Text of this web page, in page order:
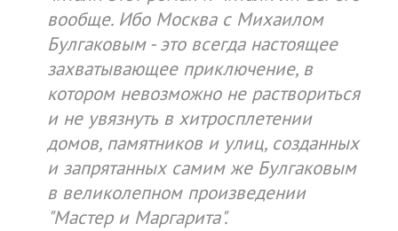
вообще. Ибо Москва с Михаилом
Булгаковым - это всегда настоящее
захватывающее приключение, в
котором невозможно не раствориться
и не увязнуть в хитросплетении
домов, памятников и улиц, созданных
и запрятанных самим же Булгаковым
в великолепном произведении
"Мастер и Маргарита".